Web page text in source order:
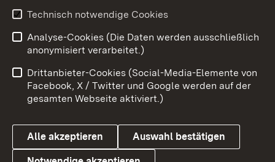
Youtube
Benutzungshinweise
Barrierefreiheit
Datenschutz
Cookies
Technisch notwendige Cookies
Analyse-Cookies (Die Daten werden ausschließlich
anonymisiert verarbeitet.)
Drittanbieter-Cookies (Social-Media-Elemente von
Facebook, X / Twitter und Google werden auf der
gesamten Webseite aktiviert.)
Alle akzeptieren Auswahl bestätigen